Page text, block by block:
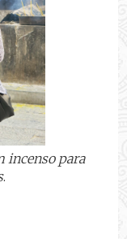
incenso para
.